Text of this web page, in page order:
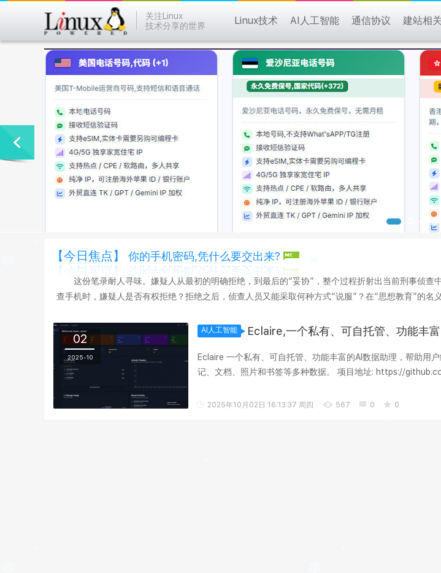
关注Linux
技术分享的世界
Linux技术 AI人工智能 通信协议 建站相关
【今日焦点】 你的手机密码,凭什么要交出来?
这份笔录耐人寻味。嫌疑人从最初的明确拒绝，到最后的“妥协”，整个过程折射出当前刑事侦查
查手机时，嫌疑人是否有权拒绝？拒绝之后，侦查人员又能采取何种方式“说服”？在“思想教育”的名
02
2025-10
AI人工智能 Eclaire,一个私有、可自托管、功能丰
Eclaire 一个私有、可自托管、功能丰富的AI数据助理，帮助用
2025年10月02日 16:13:37 周四 567 0 0